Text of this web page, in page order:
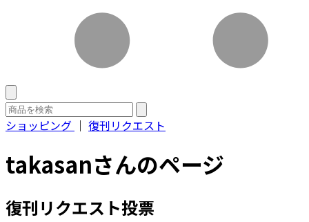
ショッピング ｜ 復刊リクエスト
takasanさんのページ
復刊リクエスト投票